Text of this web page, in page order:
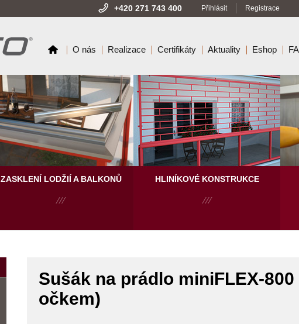
O nás Realizace Certifikáty Aktuality Eshop
+420 271 743 400 Přihlásit Registrace
ZASKLENÍ LODŽIÍ A BALKONŮ HLINÍKOVÉ KONSTRUKCE
Sušák na prádlo miniFLEX-
očkem)